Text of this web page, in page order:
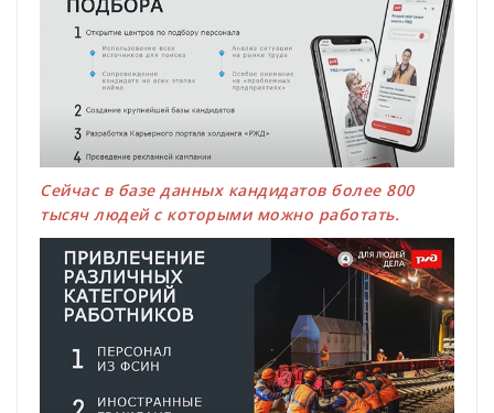
Сейчас в базе данных кандидатов более 800
тысяч людей с которыми можно работать.